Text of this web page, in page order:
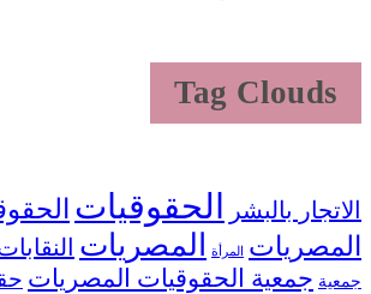
Tag Clouds
بالبشرالحقوقيات
المرأة المصرياتالنقابات
جمعية الحقوقيات المصريات